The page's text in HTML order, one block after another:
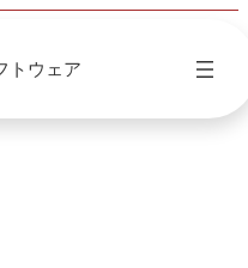
トウェア